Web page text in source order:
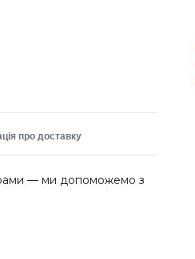
про доставку
— ми допоможемо з